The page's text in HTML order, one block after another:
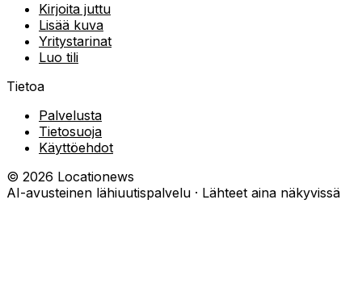
Kirjoita juttu
Lisää kuva
Yritystarinat
Luo tili
Tietoa
Palvelusta
Tietosuoja
Käyttöehdot
© 2026 Locationews
AI-avusteinen lähiuutispalvelu · Lähteet aina näkyvissä